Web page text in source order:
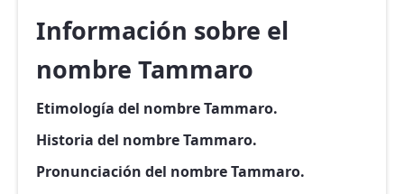
Información sobre el
nombre Tammaro
Etimología del nombre Tammaro.
Historia del nombre Tammaro.
Pronunciación del nombre Tammaro.